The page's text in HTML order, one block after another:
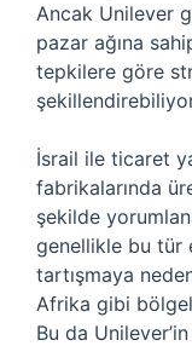
Ancak Unilever
pazar ağına
tepkilere göre
İsrail ile ticaret
fabrikalarında
şekilde
genellikle bu tür
tartışmaya
Afrika gibi
Bu da